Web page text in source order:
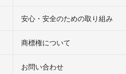
安心・安全のための取り組み
商標権について
お問い合わせ